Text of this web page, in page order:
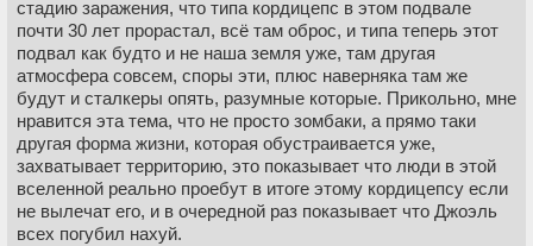
стадию заражения, что типа кордицепс в этом подвале
почти 30 лет прорастал, всё там оброс, и типа теперь этот
подвал как будто и не наша земля уже, там другая
атмосфера совсем, споры эти, плюс наверняка там же
будут и сталкеры опять, разумные которые. Прикольно, мне
нравится эта тема, что не просто зомбаки, а прямо таки
другая форма жизни, которая обустраивается уже,
захватывает территорию, это показывает что люди в этой
вселенной реально проебут в итоге этому кордицепсу если
не вылечат его, и в очередной раз показывает что Джоэль
всех погубил нахуй.